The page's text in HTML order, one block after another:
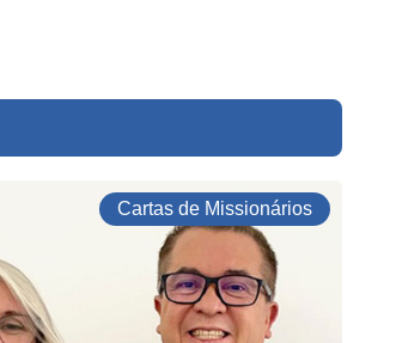
Cartas de Missionários